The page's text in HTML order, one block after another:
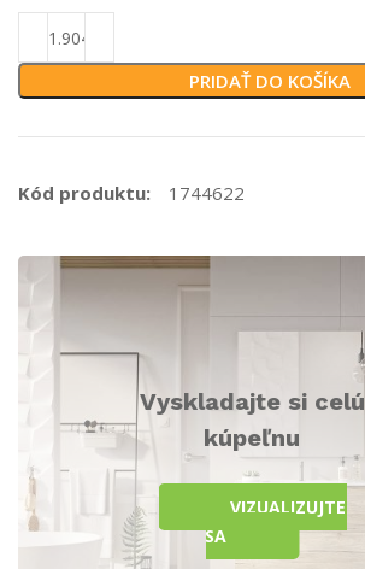
PRIDAŤ DO KOŠÍKA
Kód produktu: 1744622
Vyskladajte si celú
kúpeľnu
VIZUALIZUJTE
SA